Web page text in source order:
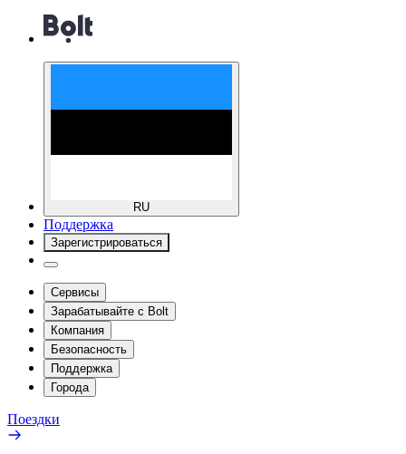
RU
Поддержка
Зарегистрироваться
Сервисы
Зарабатывайте с Bolt
Компания
Безопасность
Поддержка
Города
Поездки